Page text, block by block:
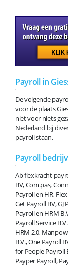
Payroll in
De volgende
voor de plaats
niet voor niets
Nederland bij
payroll staan.
Payroll
Ab flexkracht
BV, Com.pas,
Payroll en HR,
Get Payroll BV, GJ
Payroll en HRM
Payroll Service
HRM 2.0,
B.V., One Payroll
for People Payroll
Payper Payroll,